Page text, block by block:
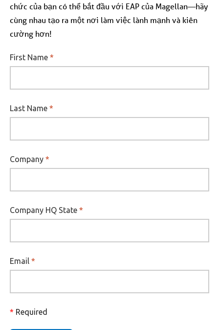
chức của bạn có thể bắt đầu với EAP của Magellan—hãy
cùng nhau tạo ra một nơi làm việc lành mạnh và kiên
cường hơn!